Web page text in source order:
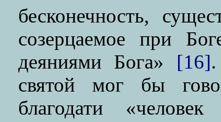
бесконечность,
созерцаемое при
деяниями Бога» [16]
святой мог бы
благодати «человек